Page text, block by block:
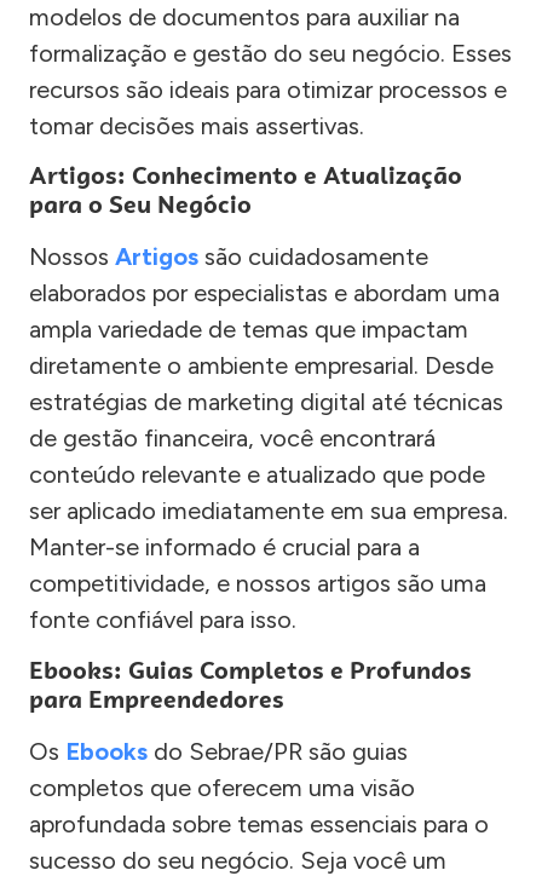
modelos de documentos para auxiliar na
formalização e gestão do seu negócio. Esses
recursos são ideais para otimizar processos e
tomar decisões mais assertivas.
Artigos: Conhecimento e Atualização
para o Seu Negócio
Nossos Artigos são cuidadosamente
elaborados por especialistas e abordam uma
ampla variedade de temas que impactam
diretamente o ambiente empresarial. Desde
estratégias de marketing digital até técnicas
de gestão financeira, você encontrará
conteúdo relevante e atualizado que pode
ser aplicado imediatamente em sua empresa.
Manter-se informado é crucial para a
competitividade, e nossos artigos são uma
fonte confiável para isso.
Ebooks: Guias Completos e Profundos
para Empreendedores
Os Ebooks do Sebrae/PR são guias
completos que oferecem uma visão
aprofundada sobre temas essenciais para o
sucesso do seu negócio. Seja você um